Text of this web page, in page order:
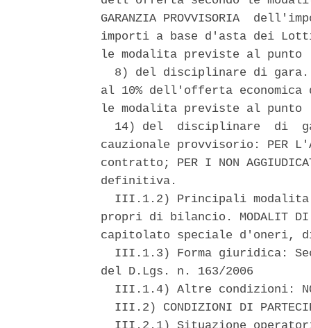
GARANZIA PROVVISORIA
importi a base d'asta dei
le modalita previste al punto
8) del disciplinare di
al 10% dell'offerta
le modalita previste al punto
14) del  disciplinare  di
cauzionale provvisorio: PER
contratto; PER I NON
definitiva.
III.1.2) Principali
propri di bilancio. MODALIT
capitolato speciale d'oneri,
III.1.3) Forma giuridica:
del D.Lgs. n. 163/2006
III.1.4) Altre condizioni:
III.2) CONDIZIONI DI